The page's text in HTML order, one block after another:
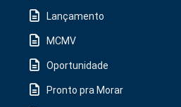
Lançamento
MCMV
Oportunidade
Pronto pra Morar